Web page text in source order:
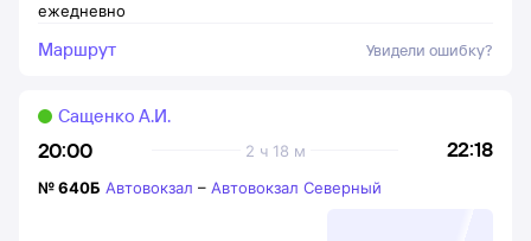
ежедневно
Маршрут Увидели ошибку?
20:00 22:18
2 ч 18 м
Сащенко А.И.
№640Б Автовокзал – Автовокзал Северный